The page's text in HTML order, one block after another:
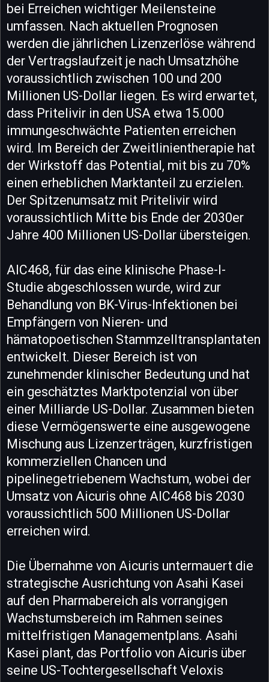
bei Erreichen wichtiger Meilensteine
umfassen. Nach aktuellen Prognosen
werden die jährlichen Lizenzerlöse während
der Vertragslaufzeit je nach Umsatzhöhe
voraussichtlich zwischen 100 und 200
Millionen US-Dollar liegen. Es wird erwartet,
dass Pritelivir in den USA etwa 15.000
immungeschwächte Patienten erreichen
wird. Im Bereich der Zweitlinientherapie hat
der Wirkstoff das Potential, mit bis zu 70%
einen erheblichen Marktanteil zu erzielen.
Der Spitzenumsatz mit Pritelivir wird
voraussichtlich Mitte bis Ende der 2030er
Jahre 400 Millionen US-Dollar übersteigen.
AIC468, für das eine klinische Phase-I-
Studie abgeschlossen wurde, wird zur
Behandlung von BK-Virus-Infektionen bei
Empfängern von Nieren- und
hämatopoetischen Stammzelltransplantaten
entwickelt. Dieser Bereich ist von
zunehmender klinischer Bedeutung und hat
ein geschätztes Marktpotenzial von über
einer Milliarde US-Dollar. Zusammen bieten
diese Vermögenswerte eine ausgewogene
Mischung aus Lizenzerträgen, kurzfristigen
kommerziellen Chancen und
pipelinegetriebenem Wachstum, wobei der
Umsatz von Aicuris ohne AIC468 bis 2030
voraussichtlich 500 Millionen US-Dollar
erreichen wird.
Die Übernahme von Aicuris untermauert die
strategische Ausrichtung von Asahi Kasei
auf den Pharmabereich als vorrangigen
Wachstumsbereich im Rahmen seines
mittelfristigen Managementplans. Asahi
Kasei plant, das Portfolio von Aicuris über
seine US-Tochtergesellschaft Veloxis